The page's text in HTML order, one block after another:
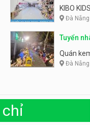
– Kibo Kid
KIBO KIDS
Đà Nẵng
Tuyển
dừa
Quán
Đà Nẵng